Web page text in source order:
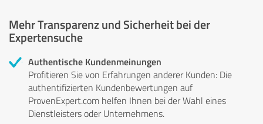
Mehr Transparenz und Sicherheit bei der
Expertensuche
Authentische Kundenmeinungen
Profitieren Sie von Erfahrungen anderer Kunden: Die
authentifizierten Kundenbewertungen auf
ProvenExpert.com helfen Ihnen bei der Wahl eines
Dienstleisters oder Unternehmens.